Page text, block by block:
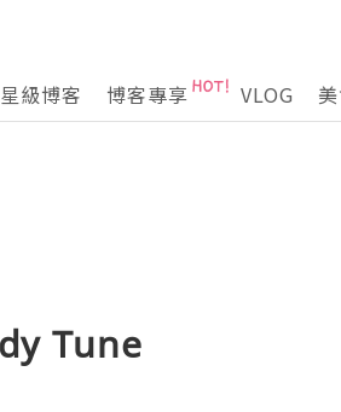
星級博客 博客專享 VLOG
Tune